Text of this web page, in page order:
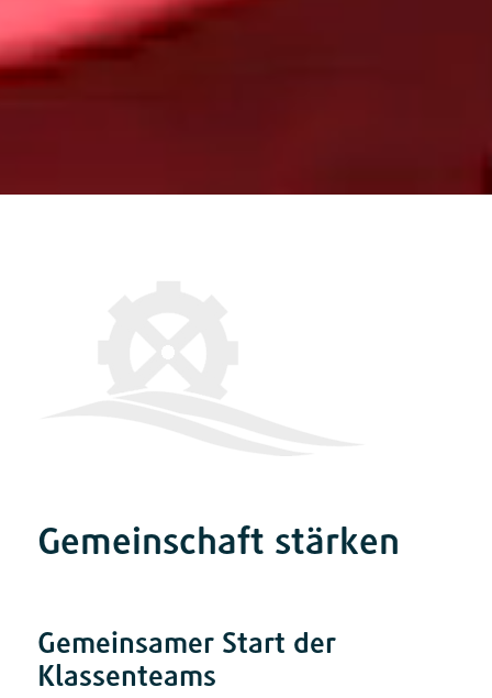
Gemeinschaft stärken
Gemeinsamer Start der
Klassenteams